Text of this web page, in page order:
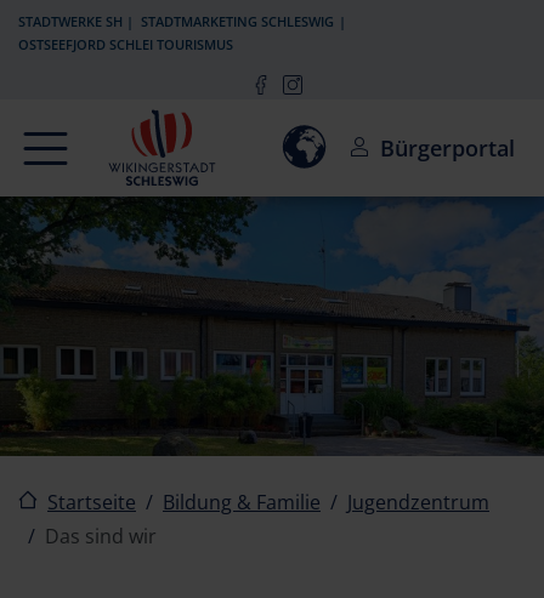
Zur Navigation springen
Zum Inhalt springen
STADTWERKE SH
STADTMARKETING SCHLESWIG
OSTSEEFJORD SCHLEI TOURISMUS
Navigation Einwilligung zur Aktivierung
Bürgerportal
Startseite Bildung & Familie
Jugendzentrum
Das sind wir